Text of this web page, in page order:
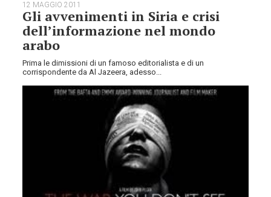
12 MAGGIO 2011
Gli avvenimenti in Siria e crisi
dell’informazione nel mondo
arabo
Prima le dimissioni di un famoso editorialista e di un
corrispondente da Al Jazeera, adesso...